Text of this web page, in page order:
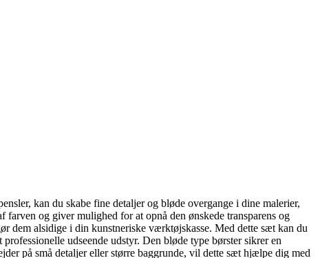
kan du skabe fine detaljer og bløde overgange i dine malerier,
og giver mulighed for at opnå den ønskede transparens og
dem alsidige i din kunstneriske værktøjskasse. Med dette sæt kan du
udseende udstyr. Den bløde type børster sikrer en
på små detaljer eller større baggrunde, vil dette sæt hjælpe dig med